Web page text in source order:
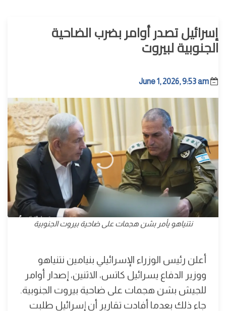
إسرائيل تصدر أوامر بضرب الضاحية
الجنوبية لبيروت
June 1, 2026, 9:53 am
نتنياهو يأمر بشن هجمات على ضاحية بيروت الجنوبية
أعلن رئيس الوزراء الإسرائيلي بنيامين نتنياهو
ووزير الدفاع يسرائيل كاتس، الاثنين، إصدار أوامر
للجيش بشن هجمات على ضاحية بيروت الجنوبية.
جاء ذلك بعدما أفادت تقارير أن إسرائيل طلبت